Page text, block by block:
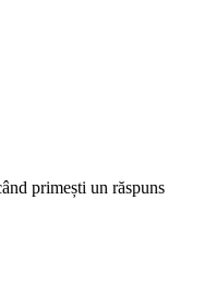
primești un răspuns